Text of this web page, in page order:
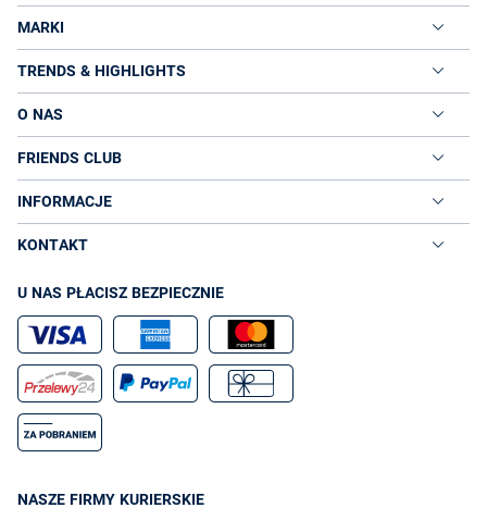
MARKI
TRENDS & HIGHLIGHTS
O NAS
FRIENDS CLUB
INFORMACJE
KONTAKT
U NAS PŁACISZ BEZPIECZNIE
NASZE FIRMY KURIERSKIE